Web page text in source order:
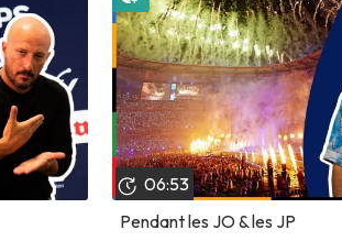
06:53
Pendant les JO & les JP